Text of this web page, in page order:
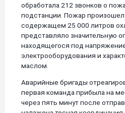
обработала 212 звонков о
подстанции. Пожар
содержащем 25 000 литров
представляло значительную
находящегося под
электрооборудования и
маслом.
Аварийные бригады
первая команда прибыла на
через пять минут после